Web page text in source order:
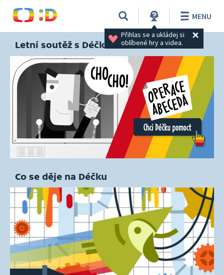
Přihlas se a ukládej si
oblíbené hry a videa.
MENU
Letní soutěž s Déčkem
Co se děje na Déčku